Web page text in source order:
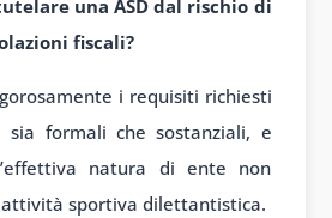
una ASD dal rischio di
fiscali?
i requisiti richiesti
sia formali che sostanziali, e
natura di ente non
sportiva dilettantistica.